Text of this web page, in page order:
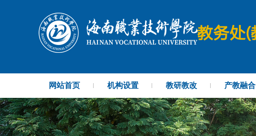
网站首页 机构设置 教研教改 产教融合